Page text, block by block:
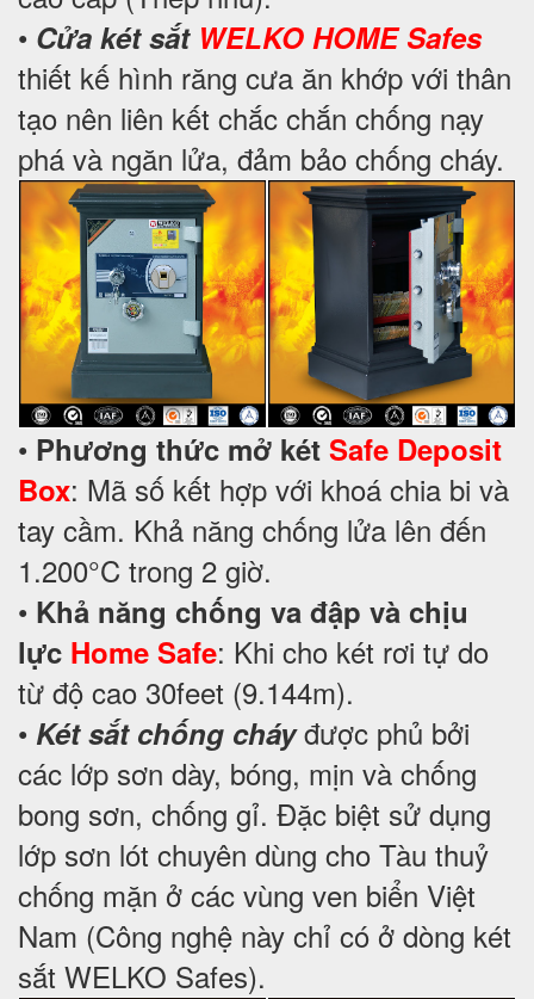
• Cửa két sắt WELKO HOME Safes
thiết kế hình răng cưa ăn khớp với thân
tạo nên liên kết chắc chắn chống nạy
phá và ngăn lửa, đảm bảo chống cháy.
• Phương thức mở két Safe Deposit
Box: Mã số kết hợp với khoá chia bi và
tay cầm. Khả năng chống lửa lên đến
1.200°C trong 2 giờ.
• Khả năng chống va đập và chịu
lực Home Safe: Khi cho két rơi tự do
từ độ cao 30feet (9.144m).
• Két sắt chống cháyđược phủ bởi
các lớp sơn dày, bóng, mịn và chống
bong sơn, chống gỉ. Đặc biệt sử dụng
lớp sơn lót chuyên dùng cho Tàu thuỷ
chống mặn ở các vùng ven biển Việt
Nam (Công nghệ này chỉ có ở dòng két
sắt WELKO Safes).